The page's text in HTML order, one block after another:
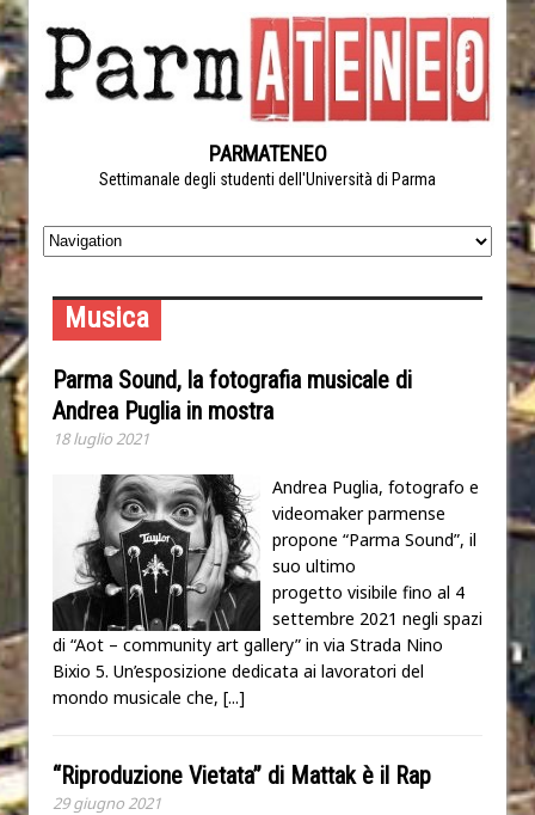
PARMATENEO
Settimanale degli studenti dell'Università di Parma
Musica
Parma Sound, la fotografia musicale di
Andrea Puglia in mostra
18 luglio 2021
Andrea Puglia, fotografo e
videomaker parmense
propone “Parma Sound”, il
suo ultimo
progetto visibile fino al 4
settembre 2021 negli spazi
di “Aot – community art gallery” in via Strada Nino
Bixio 5. Un’esposizione dedicata ai lavoratori del
mondo musicale che, [...]
“Riproduzione Vietata” di Mattak è il Rap
29 giugno 2021